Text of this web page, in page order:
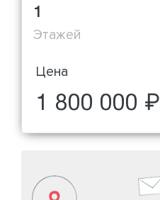
1
Этажей
Цена
1 800 000 ₽